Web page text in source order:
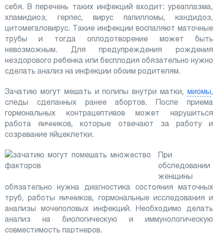
себя. В перечень таких инфекций входит: уреаплазма,
хламидиоз, герпес, вирус папилломы, кандидоз,
цитомегаловирус. Такие инфекции воспаляют маточные
трубы и тогда оплодотворение может быть
невозможным. Для предупреждения рождения
нездорового ребенка или бесплодия обязательно нужно
сделать анализ на инфекции обоим родителям.
Зачатию могут мешать и полипы внутри матки, миомы,
следы сделанных ранее абортов. После приема
гормональных контрацептивов может нарушиться
работа яичников, которые отвечают за работу и
созревание яйцеклетки.
При
обследовании
женщины
обязательно нужна диагностика состояния маточных
труб, работы яичников, гормональные исследования и
анализы мочеполовых инфекций. Необходимо делать
анализ на биологическую и иммунологическую
совместимость партнеров.